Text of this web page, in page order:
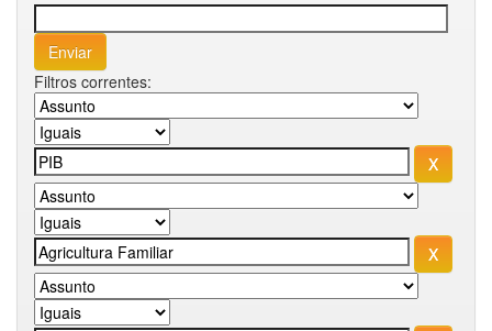
Filtros correntes: